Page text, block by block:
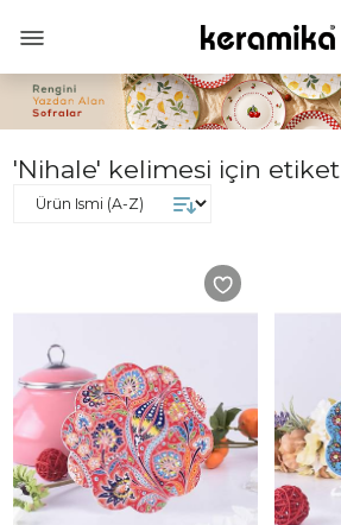
'Nihale' kelimesi için etiket